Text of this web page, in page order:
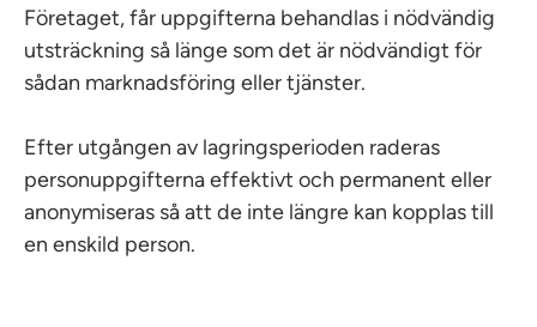
Företaget, får uppgifterna behandlas i nödvändig
utsträckning så länge som det är nödvändigt för
sådan marknadsföring eller tjänster.
Efter utgången av lagringsperioden raderas
personuppgifterna effektivt och permanent eller
anonymiseras så att de inte längre kan kopplas till
en enskild person.